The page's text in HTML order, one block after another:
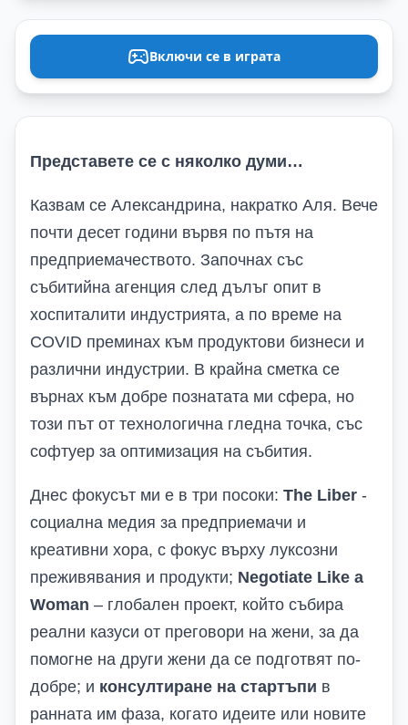
Включи се в играта
Представете се с няколко думи…
Казвам се Александрина, накратко Аля. Вече
почти десет години вървя по пътя на
предприемачеството. Започнах със
събитийна агенция след дълъг опит в
хоспиталити индустрията, а по време на
COVID преминах към продуктови бизнеси и
различни индустрии. В крайна сметка се
върнах към добре познатата ми сфера, но
този път от технологична гледна точка, със
софтуер за оптимизация на събития.
Днес фокусът ми е в три посоки: The Liber -
социална медия за предприемачи и
креативни хора, с фокус върху луксозни
преживявания и продукти; Negotiate Like a
Woman – глобален проект, който събира
реални казуси от преговори на жени, за да
помогне на други жени да се подготвят по-
добре; и консултиране на стартъпи в
ранната им фаза, когато идеите или новите